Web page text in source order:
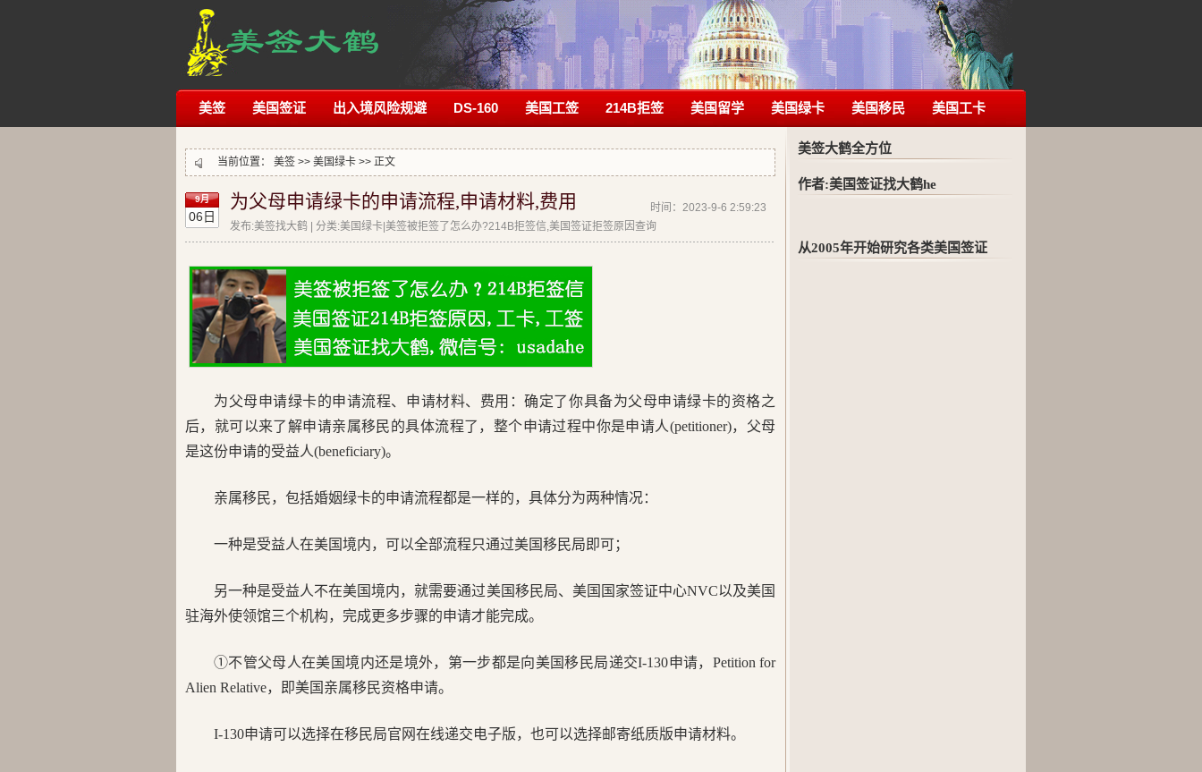
美签 美国签证 出入境风险规避 DS-160 美国工签 214B拒签 美国留学 美国绿卡 美国移民 美国工卡
当前位置： 美签 >> 美国绿卡 >> 正文
9月
06日
时间：2023-9-6 2:59:23
为父母申请绿卡的申请流程,申请材料,费用
发布:美签找大鹤 | 分类:美国绿卡|美签被拒签了怎么办?214B拒签信,美国签证拒签原因查询
为父母申请绿卡的申请流程、申请材料、费用：确定了你具备为父母申请绿卡的资格之
后，就可以来了解申请亲属移民的具体流程了，整个申请过程中你是申请人(petitioner)，父母
是这份申请的受益人(beneficiary)。
亲属移民，包括婚姻绿卡的申请流程都是一样的，具体分为两种情况：
一种是受益人在美国境内，可以全部流程只通过美国移民局即可；
另一种是受益人不在美国境内，就需要通过美国移民局、美国国家签证中心NVC以及美国
驻海外使领馆三个机构，完成更多步骤的申请才能完成。
①不管父母人在美国境内还是境外，第一步都是向美国移民局递交I-130申请，Petition for
Alien Relative，即美国亲属移民资格申请。
I-130申请可以选择在移民局官网在线递交电子版，也可以选择邮寄纸质版申请材料。
美签大鹤全方位
作者:美国签证找大鹤he
从2005年开始研究各类美国签证